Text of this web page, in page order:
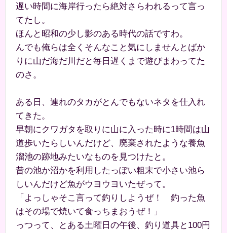
遅い時間に海岸行ったら絶対さらわれるって言っ
てたし。
ほんと昭和の少し影のある時代の話ですわ。
んでも俺らは全くそんなこと気にしませんとばか
りに山だ海だ川だと毎日遅くまで遊びまわってた
のさ。
ある日、連れのタカがとんでもないネタを仕入れ
てきた。
早朝にクワガタを取りに山に入った時に1時間は山
道歩いたらしいんだけど、廃棄されたような養魚
溜池の跡地みたいなものを見つけたと。
昔の池か沼かを利用したっぽい粗末で小さい池ら
しいんだけど魚がウヨウヨいたぜって。
「よっしゃそこ言って釣りしようぜ！ 釣った魚
はその場で焼いて食っちまおうぜ！」
っつって、とある土曜日の午後、釣り道具と100円